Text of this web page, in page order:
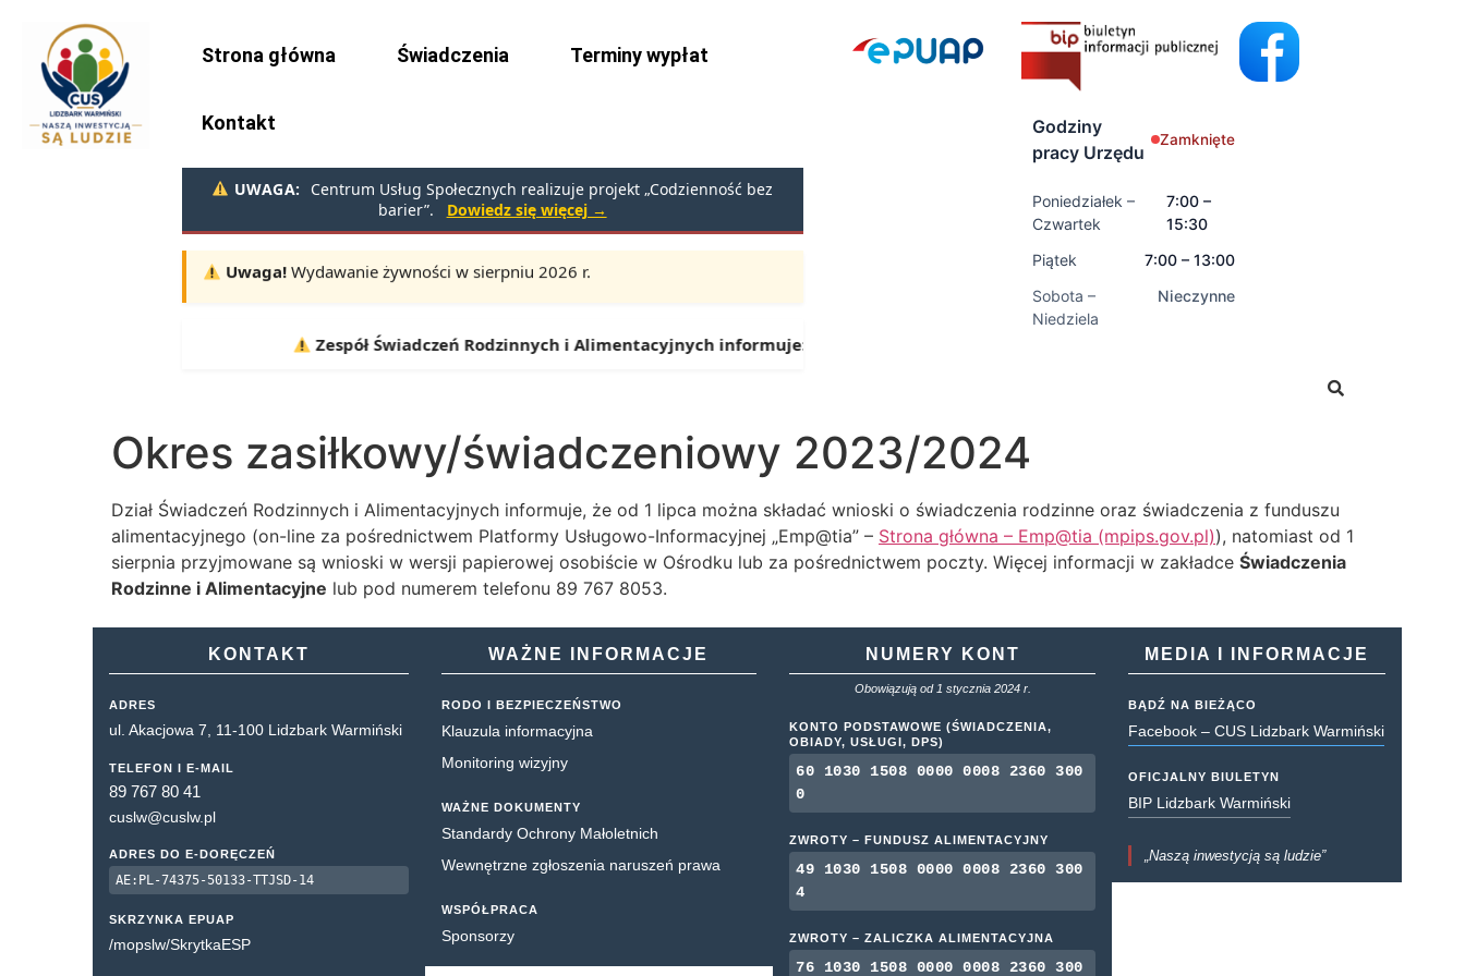
Strona główna Świadczenia Terminy wypłat
Kontakt
UWAGA:
Centrum Usług Społecznych realizuje projekt „Codzienność bez
barier”.
Dowiedz się więcej →
Uwaga!Wydawanie żywności w sierpniu 2026 r.
10.08, 11.08, 12.08 |
Zespół Świadczeń Rodzinnych i Alimentacyjnych informuje:Od 1 lipca można składać wnioski o świadczenia rodzinne oraz świadczenia z
Godziny
pracy Urzędu
Zamknięte
Poniedziałek –
Czwartek
7:00 –
15:30
Piątek
7:00 – 13:00
Sobota –
Niedziela
Nieczynne
Okres zasiłkowy/świadczeniowy 2023/2024
Dział Świadczeń Rodzinnych i Alimentacyjnych informuje, że od 1 lipca można składać wnioski o świadczenia rodzinne oraz świadczenia z funduszu
alimentacyjnego (on-line za pośrednictwem Platformy Usługowo-Informacyjnej „Emp@tia” – Strona główna – Emp@tia (mpips.gov.pl)), natomiast od 1
sierpnia przyjmowane są wnioski w wersji papierowej osobiście w Ośrodku lub za pośrednictwem poczty. Więcej informacji w zakładce Świadczenia
Rodzinne i Alimentacyjne lub pod numerem telefonu 89 767 8053.
KONTAKT
ADRES
ul. Akacjowa 7, 11-100 Lidzbark Warmiński
TELEFON I E-MAIL
89 767 80 41
cuslw@cuslw.pl
ADRES DO E-DORĘCZEŃ
AE:PL-74375-50133-TTJSD-14
SKRZYNKA EPUAP
/mopslw/SkrytkaESP
WAŻNE INFORMACJE
RODO I BEZPIECZEŃSTWO
Klauzula informacyjna
Monitoring wizyjny
WAŻNE DOKUMENTY
Standardy Ochrony Małoletnich
Wewnętrzne zgłoszenia naruszeń prawa
WSPÓŁPRACA
Sponsorzy
NUMERY KONT
Obowiązują od 1 stycznia 2024 r.
KONTO PODSTAWOWE (ŚWIADCZENIA,
OBIADY, USŁUGI, DPS)
60 1030 1508 0000 0008 2360 300
0
ZWROTY – FUNDUSZ ALIMENTACYJNY
49 1030 1508 0000 0008 2360 300
4
ZWROTY – ZALICZKA ALIMENTACYJNA
76 1030 1508 0000 0008 2360 300
MEDIA I INFORMACJE
BĄDŹ NA BIEŻĄCO
Facebook – CUS Lidzbark Warmiński
OFICJALNY BIULETYN
BIP Lidzbark Warmiński
„Naszą inwestycją są ludzie”